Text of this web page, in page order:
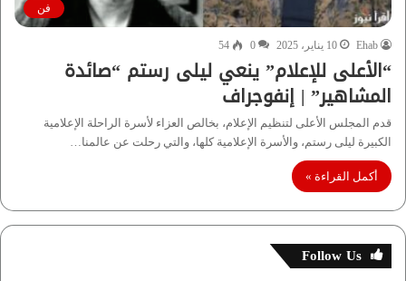
فن
Ehab 10 يناير، 2025 0
54
“الأعلى للإعلام” ينعي ليلى رستم “صائدة
المشاهير” | إنفوجراف
قدم المجلس الأعلى لتنظيم الإعلام، بخالص العزاء لأسرة الراحلة الإعلامية
الكبيرة ليلى رستم، والأسرة الإعلامية كلها، والتي رحلت عن عالمنا…
أكمل القراءة »
Follow Us